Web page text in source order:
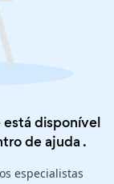
disponível
de ajuda .
especialistas